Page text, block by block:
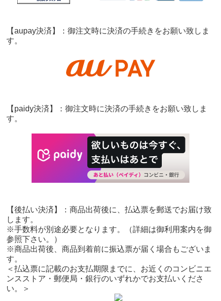
【aupay決済】：御注文時に決済の手続きをお願い致しま
す。
【paidy決済】：御注文時に決済の手続きをお願い致しま
す。
【後払い決済】：商品出荷後に、払込票を郵送でお届け致
します。
※手数料が別途必要となります。（詳細は御利用案内を御
参照下さい。）
※商品出荷後、商品到着前に振込票が届く場合もございま
す。
＜払込票に記載のお支払期限までに、お近くのコンビニエ
ンスストア・郵便局・銀行のいずれかでお支払いくださ
い。＞